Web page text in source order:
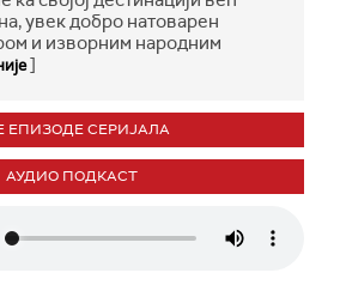
увек добро натоварен
и изворним народним
]
ЕПИЗОДЕ СЕРИЈАЛА
АУДИО ПОДКАСТ